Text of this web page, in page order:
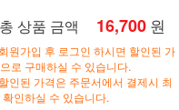
총 상품 금액 16,700 원
원가입 후 로그인 하시면 할인된 가
로 구매하실 수 있습니다.
인된 가격은 주문서에서 결제시 최
확인하실 수 있습니다.